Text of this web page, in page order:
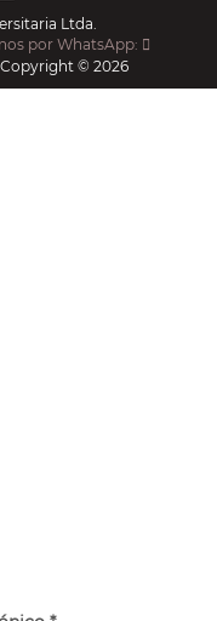
Ltda.
por WhatsApp:
© 2026